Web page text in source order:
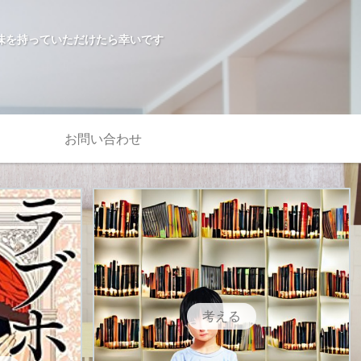
持っていただけたら幸いです
お問い合わせ
考える